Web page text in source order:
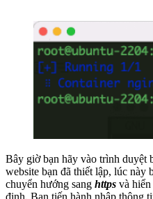
Bây giờ bạn hãy vào trình duyệt
website bạn đã thiết lập, lúc này
chuyển hướng sang https và hiển
định. Bạn tiến hành nhập thông